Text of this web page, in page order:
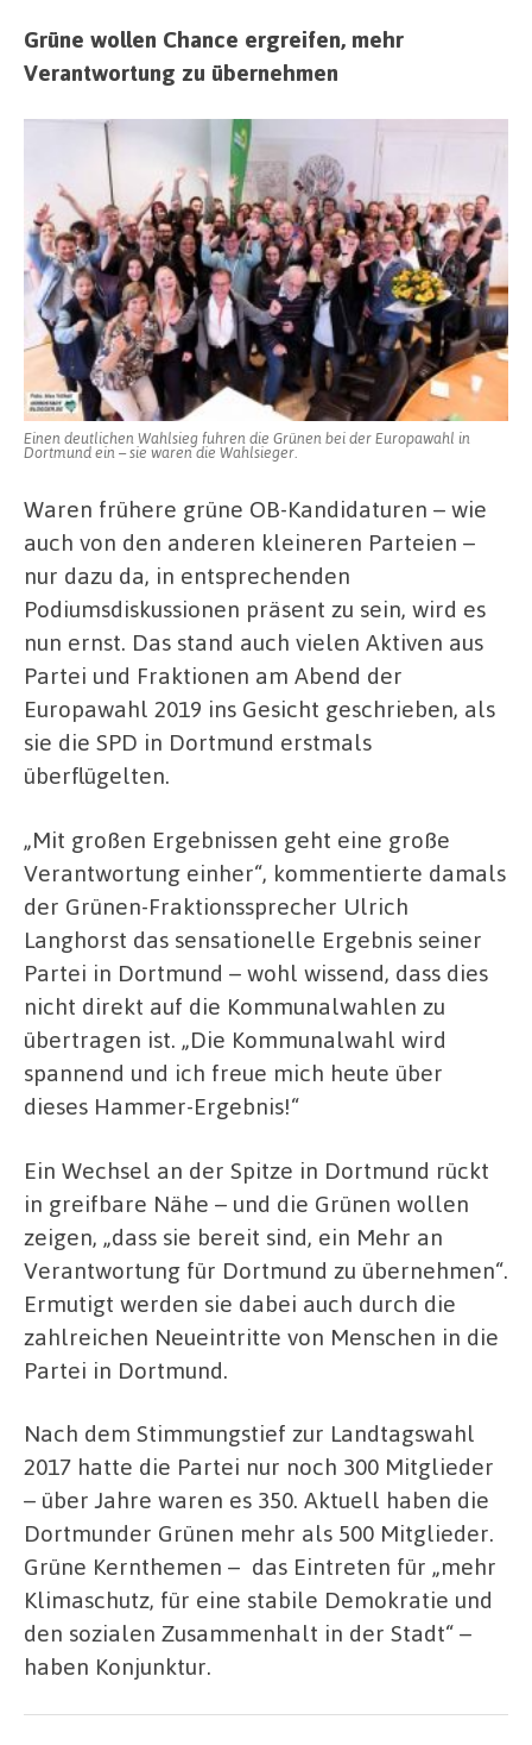
Grüne wollen Chance ergreifen, mehr
Verantwortung zu übernehmen
Einen deutlichen Wahlsieg fuhren die Grünen bei der Europawahl in
Dortmund ein – sie waren die Wahlsieger.
Waren frühere grüne OB-Kandidaturen – wie
auch von den anderen kleineren Parteien –
nur dazu da, in entsprechenden
Podiumsdiskussionen präsent zu sein, wird es
nun ernst. Das stand auch vielen Aktiven aus
Partei und Fraktionen am Abend der
Europawahl 2019 ins Gesicht geschrieben, als
sie die SPD in Dortmund erstmals
überflügelten.
„Mit großen Ergebnissen geht eine große
Verantwortung einher“, kommentierte damals
der Grünen-Fraktionssprecher Ulrich
Langhorst das sensationelle Ergebnis seiner
Partei in Dortmund – wohl wissend, dass dies
nicht direkt auf die Kommunalwahlen zu
übertragen ist. „Die Kommunalwahl wird
spannend und ich freue mich heute über
dieses Hammer-Ergebnis!“
Ein Wechsel an der Spitze in Dortmund rückt
in greifbare Nähe – und die Grünen wollen
zeigen, „dass sie bereit sind, ein Mehr an
Verantwortung für Dortmund zu übernehmen“.
Ermutigt werden sie dabei auch durch die
zahlreichen Neueintritte von Menschen in die
Partei in Dortmund.
Nach dem Stimmungstief zur Landtagswahl
2017 hatte die Partei nur noch 300 Mitglieder
– über Jahre waren es 350. Aktuell haben die
Dortmunder Grünen mehr als 500 Mitglieder.
Grüne Kernthemen – das Eintreten für „mehr
Klimaschutz, für eine stabile Demokratie und
den sozialen Zusammenhalt in der Stadt“ –
haben Konjunktur.